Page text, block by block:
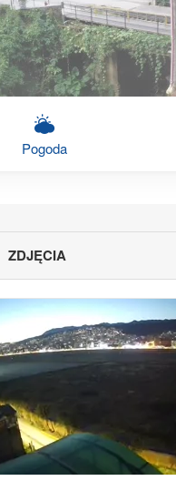
Pogoda
ZDJĘCIA